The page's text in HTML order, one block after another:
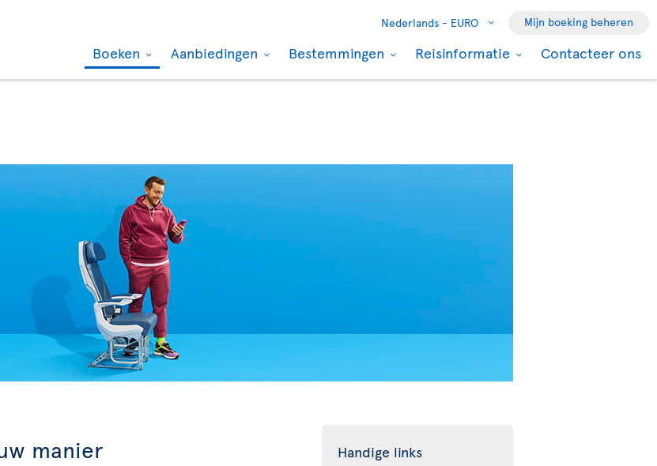
Nederlands - EURO Mijn boeking beheren
Boeken Aanbiedingen Bestemmingen Reisinformatie Contacteer ons
manier Handige links